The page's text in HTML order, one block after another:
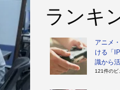
ランキ
アニメ
ける「
識から
121件のビ